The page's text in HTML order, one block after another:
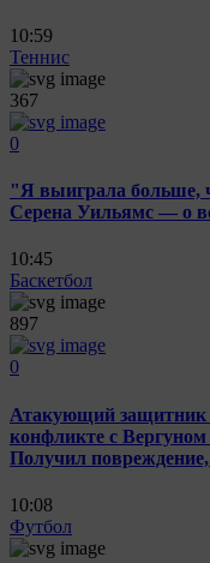
10:59
Теннис
367
0
"Я выиграла больше,
Серена Уильямс — о
10:45
Баскетбол
897
0
Атакующий защитник
конфликте с
Получил
10:08
Футбол